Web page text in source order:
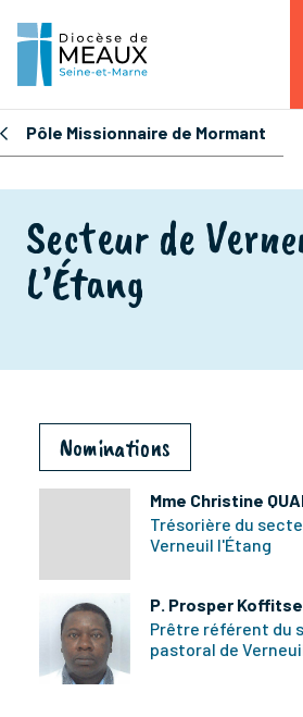
Pôle Missionnaire de Mormant
Secteur de
L’Étang
Nominations
Mme Christine
Trésorière du
Verneuil l'Étang
P. Prosper Koffitse
Prêtre référent du
pastoral de